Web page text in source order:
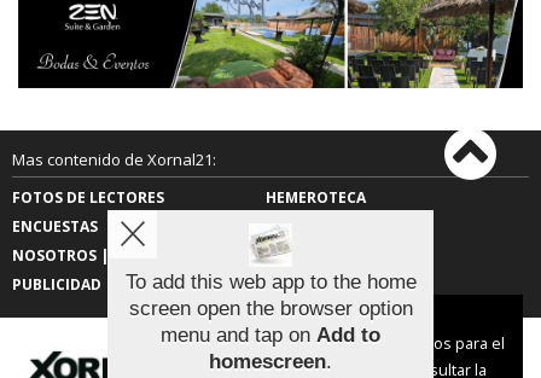
Mas contenido de Xornal21:
FOTOS DE LECTORES
HEMEROTECA
ENCUESTAS
AGENDA
NOSOTROS | GUPO XORNAL21
EDICIÓN IMPRESA
PUBLICIDAD
CONTACTO
Aviso sobre el Uso de cookies:
Utilizamos cookies nuestras y de terceros para el
funcionamiento del digital. Puedes consultar la
To add this web app to the home
screen open the browser option
menu and tap on Add to
homescreen.